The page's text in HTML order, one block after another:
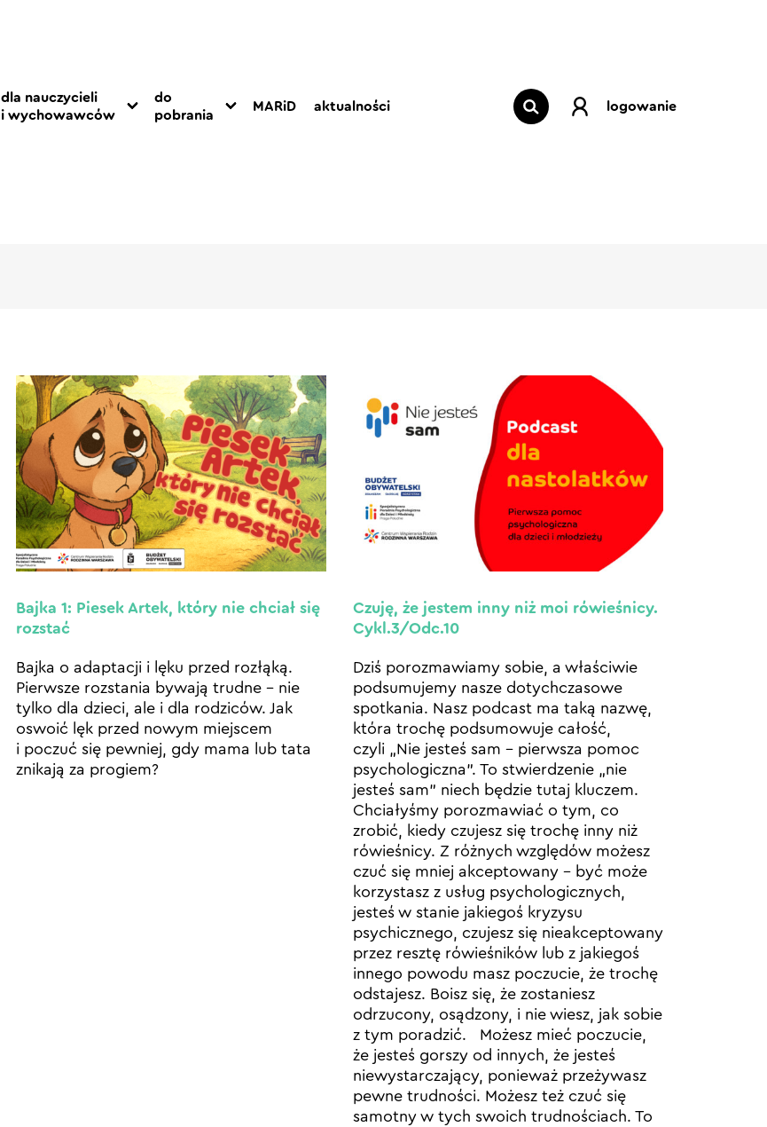
dla nauczycieli
i wychowawców
do
pobrania
MARiD aktualności logowanie
Bajka 1: Piesek Artek, który nie chciał się
rozstać
Bajka o adaptacji i lęku przed rozłąką.
Pierwsze rozstania bywają trudne – nie
tylko dla dzieci, ale i dla rodziców. Jak
oswoić lęk przed nowym miejscem
i poczuć się pewniej, gdy mama lub tata
znikają za progiem?
Czuję, że jestem inny niż moi rówieśnicy.
Cykl.3/Odc.10
Dziś porozmawiamy sobie, a właściwie
podsumujemy nasze dotychczasowe
spotkania. Nasz podcast ma taką nazwę,
która trochę podsumowuje całość,
czyli „Nie jesteś sam – pierwsza pomoc
psychologiczna”. To stwierdzenie „nie
jesteś sam” niech będzie tutaj kluczem.
Chciałyśmy porozmawiać o tym, co
zrobić, kiedy czujesz się trochę inny niż
rówieśnicy. Z różnych względów możesz
czuć się mniej akceptowany – być może
korzystasz z usług psychologicznych,
jesteś w stanie jakiegoś kryzysu
psychicznego, czujesz się nieakceptowany
przez resztę rówieśników lub z jakiegoś
innego powodu masz poczucie, że trochę
odstajesz. Boisz się, że zostaniesz
odrzucony, osądzony, i nie wiesz, jak sobie
z tym poradzić. Możesz mieć poczucie,
że jesteś gorszy od innych, że jesteś
niewystarczający, ponieważ przeżywasz
pewne trudności. Możesz też czuć się
samotny w tych swoich trudnościach. To